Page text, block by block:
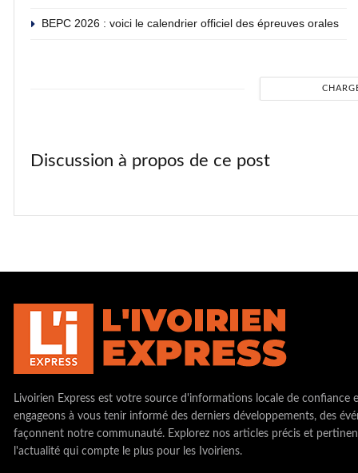
BEPC 2026 : voici le calendrier officiel des épreuves orales
Discussion à propos de ce post
Livoirien Express est votre source d'informations locale de confiance
engageons à vous tenir informé des derniers développements, des
façonnent notre communauté. Explorez nos articles précis et
l'actualité qui compte le plus pour les Ivoiriens.